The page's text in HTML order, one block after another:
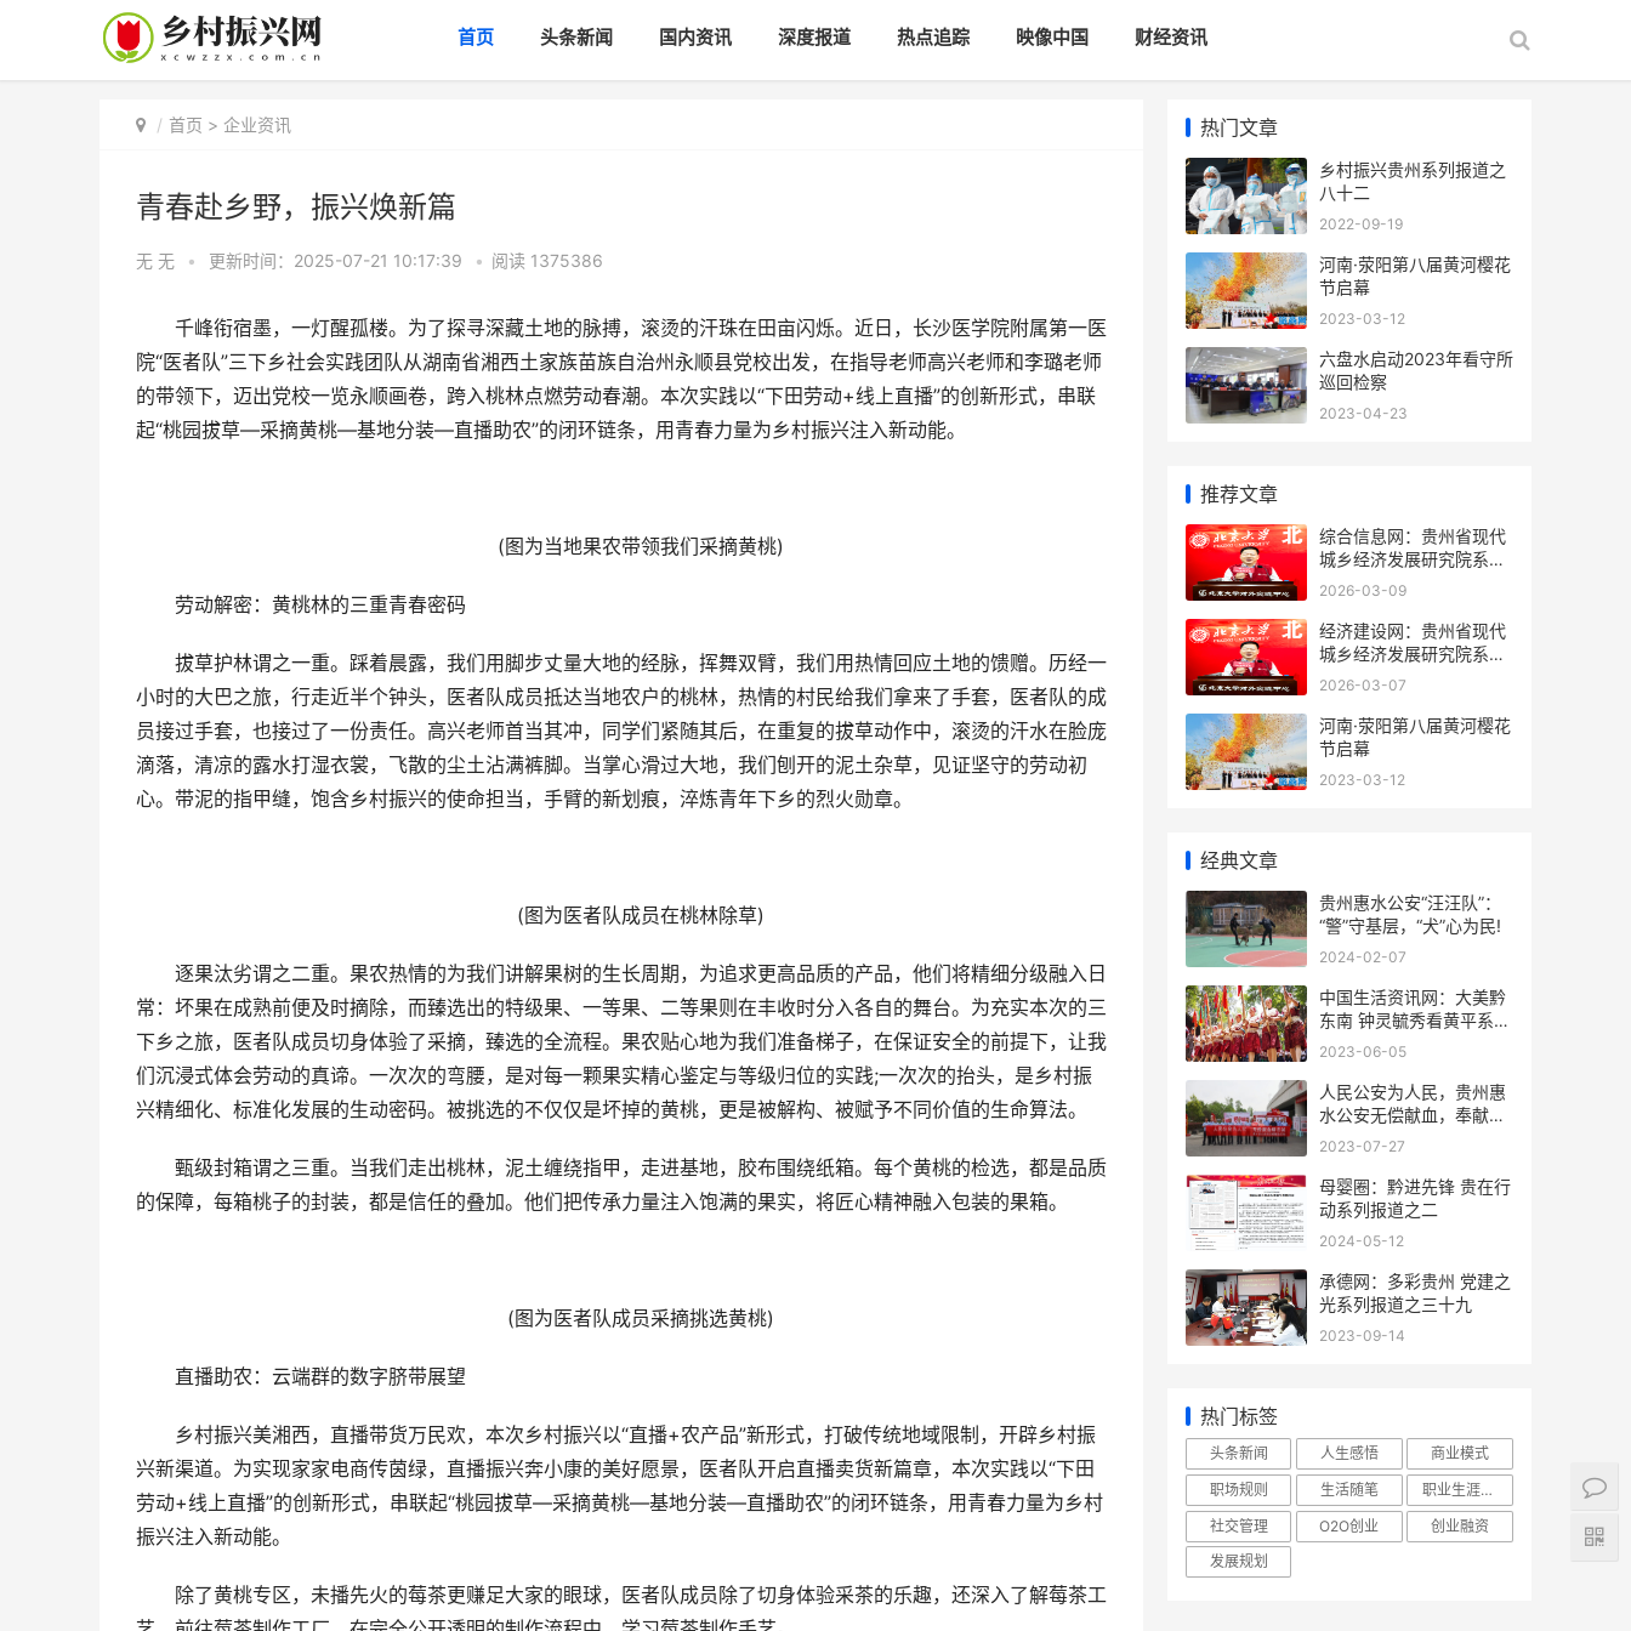
首页 头条新闻 国内资讯 深度报道 热点追踪 映像中国 财经资讯
首页 > 企业资讯
青春赴乡野，振兴焕新篇
无 无 • 更新时间：2025-07-21 10:17:39 • 阅读 1375386
千峰衔宿墨，一灯醒孤楼。为了探寻深藏土地的脉搏，滚烫的汗珠在田亩闪烁。近日，长沙医学院附属第一医
院“医者队”三下乡社会实践团队从湖南省湘西土家族苗族自治州永顺县党校出发，在指导老师高兴老师和李璐老师
的带领下，迈出党校一览永顺画卷，跨入桃林点燃劳动春潮。本次实践以“下田劳动+线上直播”的创新形式，串联
起“桃园拔草—采摘黄桃—基地分装—直播助农”的闭环链条，用青春力量为乡村振兴注入新动能。
(图为当地果农带领我们采摘黄桃)
劳动解密：黄桃林的三重青春密码
拔草护林谓之一重。踩着晨露，我们用脚步丈量大地的经脉，挥舞双臂，我们用热情回应土地的馈赠。历经一
小时的大巴之旅，行走近半个钟头，医者队成员抵达当地农户的桃林，热情的村民给我们拿来了手套，医者队的成
员接过手套，也接过了一份责任。高兴老师首当其冲，同学们紧随其后，在重复的拔草动作中，滚烫的汗水在脸庞
滴落，清凉的露水打湿衣裳，飞散的尘土沾满裤脚。当掌心滑过大地，我们刨开的泥土杂草，见证坚守的劳动初
心。带泥的指甲缝，饱含乡村振兴的使命担当，手臂的新划痕，淬炼青年下乡的烈火勋章。
(图为医者队成员在桃林除草)
逐果汰劣谓之二重。果农热情的为我们讲解果树的生长周期，为追求更高品质的产品，他们将精细分级融入日
常：坏果在成熟前便及时摘除，而臻选出的特级果、一等果、二等果则在丰收时分入各自的舞台。为充实本次的三
下乡之旅，医者队成员切身体验了采摘，臻选的全流程。果农贴心地为我们准备梯子，在保证安全的前提下，让我
们沉浸式体会劳动的真谛。一次次的弯腰，是对每一颗果实精心鉴定与等级归位的实践;一次次的抬头，是乡村振
兴精细化、标准化发展的生动密码。被挑选的不仅仅是坏掉的黄桃，更是被解构、被赋予不同价值的生命算法。
甄级封箱谓之三重。当我们走出桃林，泥土缠绕指甲，走进基地，胶布围绕纸箱。每个黄桃的检选，都是品质
的保障，每箱桃子的封装，都是信任的叠加。他们把传承力量注入饱满的果实，将匠心精神融入包装的果箱。
(图为医者队成员采摘挑选黄桃)
直播助农：云端群的数字脐带展望
乡村振兴美湘西，直播带货万民欢，本次乡村振兴以“直播+农产品”新形式，打破传统地域限制，开辟乡村振
兴新渠道。为实现家家电商传茵绿，直播振兴奔小康的美好愿景，医者队开启直播卖货新篇章，本次实践以“下田
劳动+线上直播”的创新形式，串联起“桃园拔草—采摘黄桃—基地分装—直播助农”的闭环链条，用青春力量为乡村
振兴注入新动能。
除了黄桃专区，未播先火的莓茶更赚足大家的眼球，医者队成员除了切身体验采茶的乐趣，还深入了解莓茶工
热门文章
乡村振兴贵州系列报道之
八十二
2022-09-19
河南·荥阳第八届黄河樱花
节启幕
2023-03-12
六盘水启动2023年看守所
巡回检察
2023-04-23
推荐文章
综合信息网：贵州省现代
城乡经济发展研究院系列
报道之一
2026-03-09
经济建设网：贵州省现代
城乡经济发展研究院系列
报道之一
2026-03-07
河南·荥阳第八届黄河樱花
节启幕
2023-03-12
经典文章
贵州惠水公安“汪汪队”：
“警”守基层，“犬”心为民!
2024-02-07
中国生活资讯网：大美黔
东南 钟灵毓秀看黄平系列
报道之十五
2023-06-05
人民公安为人民，贵州惠
水公安无偿献血，奉献爱
心
2023-07-27
母婴圈：黔进先锋 贵在行
动系列报道之二
2024-05-12
承德网：多彩贵州 党建之
光系列报道之三十九
2023-09-14
热门标签
头条新闻 人生感悟
商业模式
职场规则
生活随笔
职业生涯规划
社交管理
O2O创业
创业融资
发展规划